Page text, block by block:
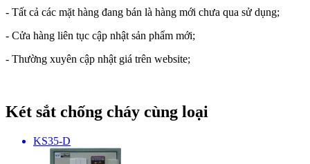
- Tất cả các mặt hàng đang bán là hàng mới chưa qua sử dụng;
- Cửa hàng liên tục cập nhật sản phẩm mới;
- Thường xuyên cập nhật giá trên website;
Két sắt chống cháy cùng loại
KS35-D